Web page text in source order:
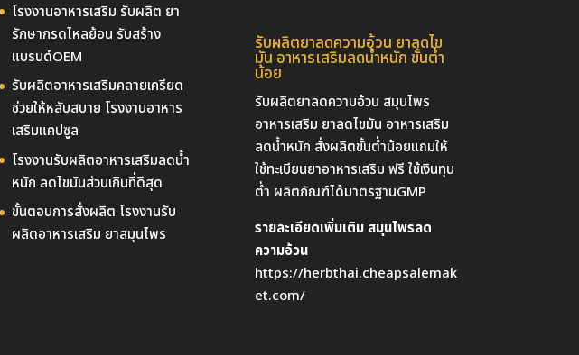
โรงงานอาหารเสริม รับผลิต ยา
รักษากรดไหลย้อน รับสร้าง
แบรนด์OEM
รับผลิตอาหารเสริมคลายเครียด
ช่วยให้หลับสบาย โรงงานอาหาร
เสริมแคปซูล
โรงงานรับผลิตอาหารเสริมลดน้ำ
หนัก ลดไขมันส่วนเกินที่ดีสุด
ขั้นตอนการสั่งผลิต โรงงานรับ
ผลิตอาหารเสริม ยาสมุนไพร
รับผลิตยาลดความอ้วน ยาลดไข
มัน อาหารเสริมลดน้ำหนัก ขั้นต่ำ
น้อย
รับผลิตยาลดความอ้วน สมุนไพร
อาหารเสริม ยาลดไขมัน อาหารเสริม
ลดน้ำหนัก สั่งผลิตขั้นต่ำน้อยแถมให้
ใช้ทะเบียนยาอาหารเสริม ฟรี ใช้เงินทุน
ต่ำ ผลิตภัณฑ์ได้มาตรฐานGMP
รายละเอียดเพิ่มเติม สมุนไพรลด
ความอ้วน
https://herbthai.cheapsalemak
et.com/